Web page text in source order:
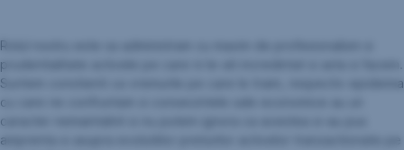
Rolul nostru este sa administram cu maxim de profesionalism si
prudentialitate activele pe care ni le-ati incredintat si asta si facem.
Suntem constienti ca vremurile pe care le traim, respectiv epidemia
cu care ne confruntam si consecintele sale economice au un
caracter nemaintalnit si nu putem ignora ca acestea si-au pus
amprenta si asupra evolutiilor preturilor activelor tranzactionate pe